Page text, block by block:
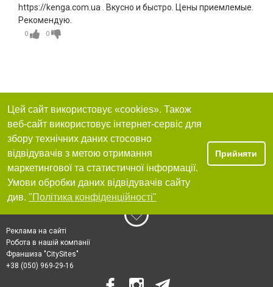
https://kenga.com.ua . Вкусно и быстро. Цены приемлемые.
Рекомендую.
0 0
Цей сайт використовує «cookies». Також
веб-сайт використовує інтернет-сервіс для
збору технічних даних стосовно
відвідувачів з метою отримання
маркетингової та статистичної інформації.
Умови обробки даних відвідувачів сайту
див. "Політика конфіденційності"
Прийняти
Реклама на сайті
Робота в нашій компанії
Франшиза "CitySites"
+38 (050) 969-29-16